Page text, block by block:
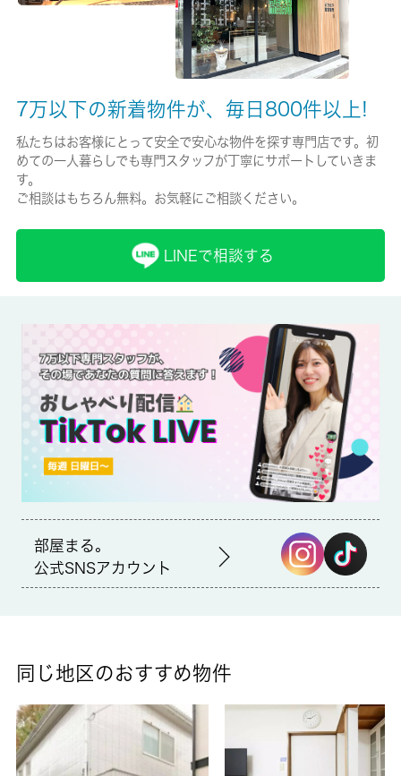
①初回＋月額プラン（賃料総額の50％＋月額1％～2％）／年間
回・年間保証料なし
賃貸区分/契約期間
仲介
備考
★諸条件はレインズの図面が優先となります★
文化堂 緑ケ丘店まで411mです。室内設備はCATV・エアコンな
ど大変充実しております。駅まで徒歩5分の立地が魅力的な、利
便性の高い物件です。タイル張りのきれいな外観も特徴の一つで
す。賃貸情報をお探しの方は、ぜひ当社にご連絡下さい。多種多
様な物件情報を取り扱っておりますので、きっとご希望の物件が
見つかるはずです。
7万以下の新着物件が、毎日800件以上!
私たちはお客様にとって安全で安心な物件を探す専門店です。初
めての一人暮らしでも専門スタッフが丁寧にサポートしていきま
す。
ご相談はもちろん無料。お気軽にご相談ください。
LINEで相談する
部屋まる。
公式SNSアカウント
同じ地区のおすすめ物件